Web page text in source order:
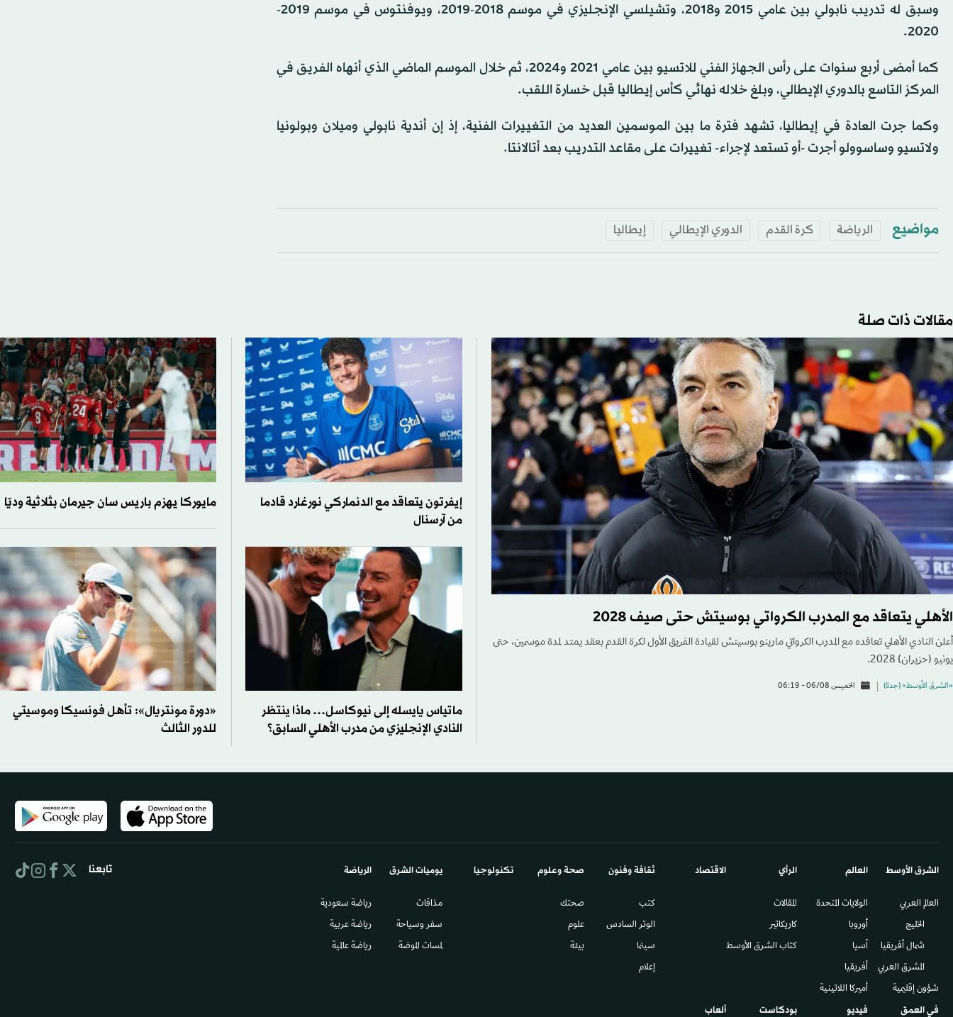
وسبق له تدريب نابولي بين عامي 2015 و2018، وتشيلسي الإنجليزي في موسم 2018-2019، ويوفنتوس في موسم 2019-
2020.
كما أمضى أربع سنوات على رأس الجهاز الفني للاتسيو بين عامي 2021 و2024، ثم خلال الموسم الماضي الذي أنهاه الفريق في
المركز التاسع بالدوري الإيطالي، وبلغ خلاله نهائي كأس إيطاليا قبل خسارة اللقب.
وكما جرت العادة في إيطاليا، تشهد فترة ما بين الموسمين العديد من التغييرات الفنية، إذ إن أندية نابولي وميلان وبولونيا
ولاتسيو وساسوولو أجرت -أو تستعد لإجراء- تغييرات على مقاعد التدريب بعد أتالانتا.
مواضيع الرياضة كرة القدم الدوري الإيطالي إيطاليا
مقالات ذات صلة
الأهلي يتعاقد مع المدرب الكرواتي بوسيتش حتى صيف 2028
أعلن النادي الأهلي تعاقده مع المدرب الكرواتي مارينو بوسيتش لقيادة الفريق الأول لكرة القدم بعقد يمتد لمدة موسمين، حتى
يونيو (حزيران) 2028.
«الشرق الأوسط» (جدة) الخميس 06/08 - 06:19
إيفرتون يتعاقد مع الدنماركي نورغارد قادما
من آرسنال
مايوركا يهزم باريس سان جيرمان بثلاثية وديّا
ماتياس يايسله إلى نيوكاسل… ماذا ينتظر
النادي الإنجليزي من مدرب الأهلي السابق؟
«دورة مونتريال»: تأهل فونسيكا وموسيتي
للدور الثالث
الشرق الأوسط​
العالم العربي
الخليج
شمال أفريقيا
المشرق العربي
شؤون إقليمية
العالم
الولايات المتحدة
أوروبا
آسيا
أفريقيا
أميركا اللاتينية
الرأي
المقالات
كاريكاتير
كتاب الشرق الأوسط
الاقتصاد ثقافة وفنون
كتب
الوتر السادس​
سينما
إعلام
صحة وعلوم
صحتك
علوم
بيئة
تكنولوجيا يوميات الشرق​
مذاقات
سفر وسياحة
لمسات الموضة
الرياضة
رياضة سعودية
رياضة عربية
رياضة عالمية
في العمق فيديو بودكاست ألعاب
تابعنا